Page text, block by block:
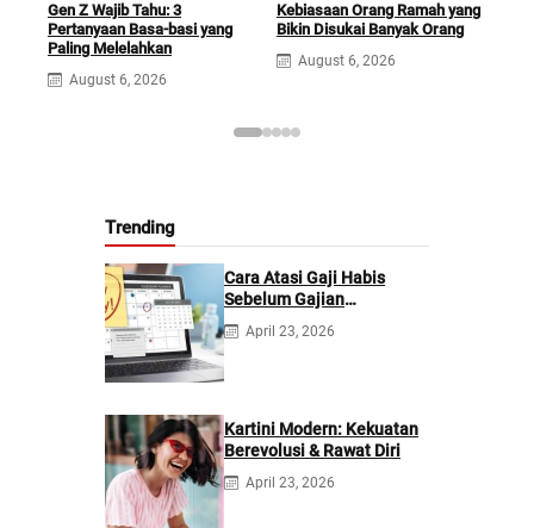
Gen Z Wajib Tahu: 3
Pertanyaan Basa-basi yang
Paling Melelahkan
August 6, 2026
Kebiasaan Orang Ramah yang
Bikin Disukai Banyak Orang
August 6, 2026
Trending
Cara Atasi Gaji Habis
Sebelum Gajian
Berikutnya
April 23, 2026
Kartini Modern: Kekuatan
Berevolusi & Rawat Diri
April 23, 2026